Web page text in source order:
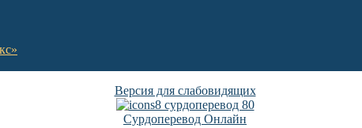
Версия для слабовидящих
Сурдоперевод Онлайн